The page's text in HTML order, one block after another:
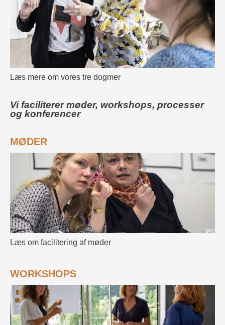
Læs mere om vores tre dogmer
Vi faciliterer møder, workshops, processer
og konferencer
MØDER
Læs om facilitering af møder
WORKSHOPS